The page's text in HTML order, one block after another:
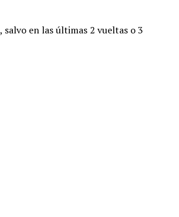
en las últimas 2 vueltas o 3